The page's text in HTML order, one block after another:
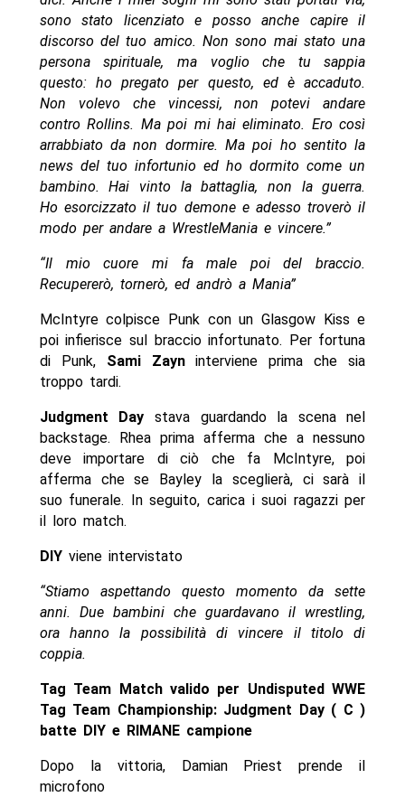
sono stato licenziato e posso anche capire il
discorso del tuo amico. Non sono mai stato una
persona spirituale, ma voglio che tu sappia
questo: ho pregato per questo, ed è accaduto.
Non volevo che vincessi, non potevi andare
contro Rollins. Ma poi mi hai eliminato. Ero così
arrabbiato da non dormire. Ma poi ho sentito la
news del tuo infortunio ed ho dormito come un
bambino. Hai vinto la battaglia, non la guerra.
Ho esorcizzato il tuo demone e adesso troverò il
modo per andare a WrestleMania e vincere.”
“Il mio cuore mi fa male poi del braccio.
Recupererò, tornerò, ed andrò a Mania”
McIntyre colpisce Punk con un Glasgow Kiss e
poi infierisce sul braccio infortunato. Per fortuna
di Punk, Sami Zayninterviene prima che sia
troppo tardi.
Judgment Day stava guardando la scena nel
backstage. Rhea prima afferma che a nessuno
deve importare di ciò che fa McIntyre, poi
afferma che se Bayley la sceglierà, ci sarà il
suo funerale. In seguito, carica i suoi ragazzi per
il loro match.
DIYviene intervistato
“Stiamo aspettando questo momento da sette
anni. Due bambini che guardavano il wrestling,
ora hanno la possibilità di vincere il titolo di
coppia.
Tag Team Match valido per Undisputed WWE
Tag Team Championship: Judgment Day ( C )
batte DIY e RIMANE campione
Dopo la vittoria, Damian Priest prende il
microfono